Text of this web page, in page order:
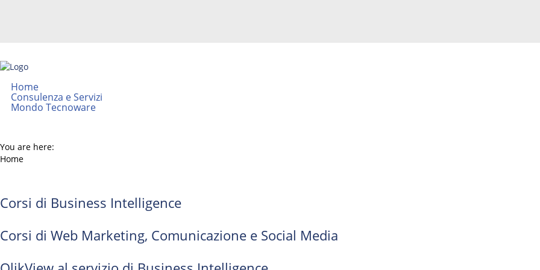
Home
Consulenza e Servizi
Mondo Tecnoware
You are here:
Home
Corsi di Business Intelligence
Corsi di Web Marketing, Comunicazione e Social Media